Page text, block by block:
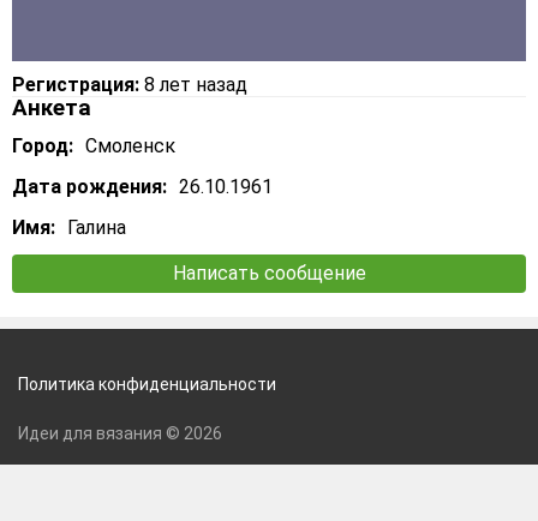
Регистрация: 8 лет назад
Анкета
Город: Смоленск
Дата рождения: 26.10.1961
Имя: Галина
Написать сообщение
Политика конфиденциальности
Идеи для вязания © 2026